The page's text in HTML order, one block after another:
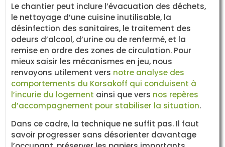
Le chantier peut inclure l’évacuation des déchets,
le nettoyage d’une cuisine inutilisable, la
désinfection des sanitaires, le traitement des
odeurs d’alcool, d’urine ou de renfermé, et la
remise en ordre des zones de circulation. Pour
mieux saisir les mécanismes en jeu, nous
renvoyons utilement vers notre analyse des
comportements du Korsakoff qui conduisent à
l’incurie du logement ainsi que vers nos repères
d’accompagnement pour stabiliser la situation.
Dans ce cadre, la technique ne suffit pas. Il faut
savoir progresser sans désorienter davantage